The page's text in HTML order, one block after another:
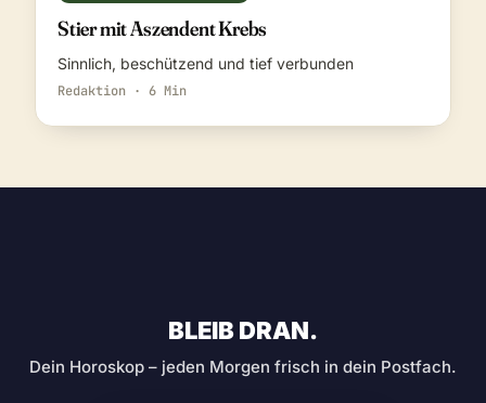
Stier mit Aszendent Krebs
Sinnlich, beschützend und tief verbunden
Redaktion · 6 Min
BLEIB DRAN.
Dein Horoskop – jeden Morgen frisch in dein Postfach.